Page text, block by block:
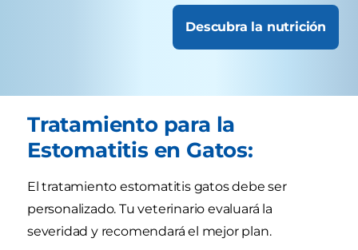
Descubra la nutrición
Tratamiento para la
Estomatitis en Gatos:
El tratamiento estomatitis gatos debe ser
personalizado. Tu veterinario evaluará la
severidad y recomendará el mejor plan.